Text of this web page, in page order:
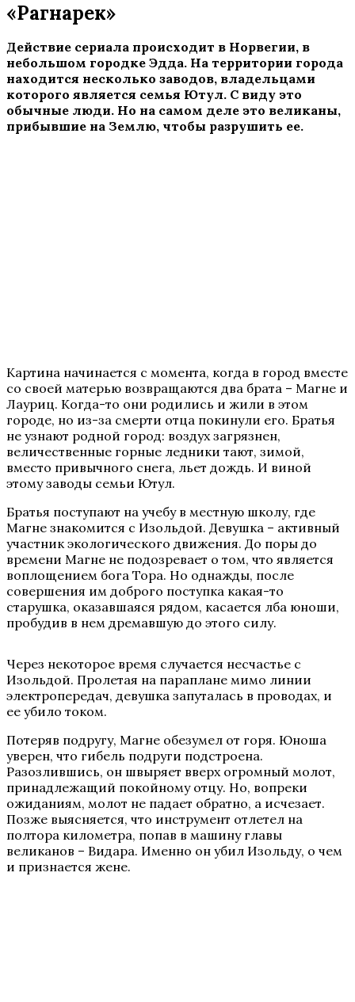
«Рагнарек»
Действие сериала происходит в Норвегии, в
небольшом городке Эдда. На территории города
находится несколько заводов, владельцами
которого является семья Ютул. С виду это
обычные люди. Но на самом деле это великаны,
прибывшие на Землю, чтобы разрушить ее.
Картина начинается с момента, когда в город вместе
со своей матерью возвращаются два брата – Магне и
Лауриц. Когда-то они родились и жили в этом
городе, но из-за смерти отца покинули его. Братья
не узнают родной город: воздух загрязнен,
величественные горные ледники тают, зимой,
вместо привычного снега, льет дождь. И виной
этому заводы семьи Ютул.
Братья поступают на учебу в местную школу, где
Магне знакомится с Изольдой. Девушка – активный
участник экологического движения. До поры до
времени Магне не подозревает о том, что является
воплощением бога Тора. Но однажды, после
совершения им доброго поступка какая-то
старушка, оказавшаяся рядом, касается лба юноши,
пробудив в нем дремавшую до этого силу.
Через некоторое время случается несчастье с
Изольдой. Пролетая на параплане мимо линии
электропередач, девушка запуталась в проводах, и
ее убило током.
Потеряв подругу, Магне обезумел от горя. Юноша
уверен, что гибель подруги подстроена.
Разозлившись, он швыряет вверх огромный молот,
принадлежащий покойному отцу. Но, вопреки
ожиданиям, молот не падает обратно, а исчезает.
Позже выясняется, что инструмент отлетел на
полтора километра, попав в машину главы
великанов – Видара. Именно он убил Изольду, о чем
и признается жене.